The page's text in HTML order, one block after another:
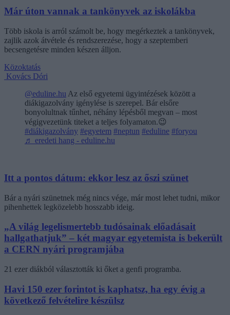
Már úton vannak a tankönyvek az iskolákba
Több iskola is arról számolt be, hogy megérkeztek a tankönyvek,
zajlik azok átvétele és rendszerezése, hogy a szeptemberi
becsengetésre minden készen álljon.
Közoktatás
Kovács Dóri
@eduline.hu Az első egyetemi ügyintézések között a
diákigazolvány igénylése is szerepel. Bár elsőre
bonyolultnak tűnhet, néhány lépésből megvan – most
végigvezetünk titeket a teljes folyamaton.😉
#diákigazolvány #egyetem #neptun #eduline #foryou
♬ eredeti hang - eduline.hu
Itt a pontos dátum: ekkor lesz az őszi szünet
Bár a nyári szünetnek még nincs vége, már most lehet tudni, mikor
pihenhettek legközelebb hosszabb ideig.
„A világ legelismertebb tudósainak előadásait
hallgathatjuk” – két magyar egyetemista is bekerült
a CERN nyári programjába
21 ezer diákból választották ki őket a genfi programba.
Havi 150 ezer forintot is kaphatsz, ha egy évig a
következő felvételire készülsz